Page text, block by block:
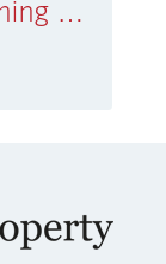
Twee-onder-een-kapwoning Riviera del Sol € 599.000,-